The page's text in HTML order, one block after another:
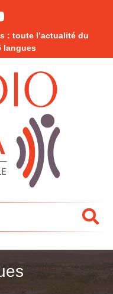
: toute l’actualité du
langues